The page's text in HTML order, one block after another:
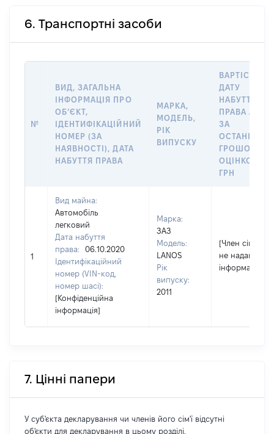
6. Транспортні засоби
№
ВИД, ЗАГАЛЬНА
ІНФОРМАЦІЯ ПРО
ОБʼЄКТ,
ІДЕНТИФІКАЦІЙНИЙ
НОМЕР (ЗА
НАЯВНОСТІ), ДАТА
НАБУТТЯ ПРАВА
МАРКА,
МОДЕЛЬ,
РІК
ВИПУСКУ
ВАРТІСТЬ НА
ДАТУ
НАБУТТЯ
ПРАВА АБО
ЗА
ГРОШОВОЮ
ОЦІНКОЮ,
ГРН
1
Вид майна:
Автомобіль
легковий
Дата набуття
права:
06.10.2020
Ідентифікаційний
номер (VIN-код,
номер шасі):
[Конфіденційна
інформація]
Марка:
ЗАЗ
Модель:
LANOS
Рік
випуску:
2011
[Член сім'ї
не надав
інформацію]
7. Цінні папери
У суб'єкта декларування чи членів його сім'ї відсутні
об'єкти для декларування в цьому розділі.